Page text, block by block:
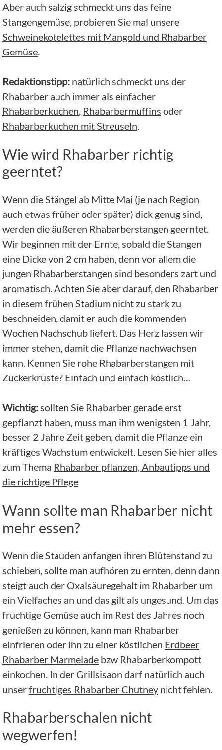
Aber auch salzig schmeckt uns das feine
Stangengemüse, probieren Sie mal unsere
Schweinekotelettes mit Mangold und Rhabarber
Gemüse
Redaktionstipp: natürlich schmeckt uns der
Rhabarber auch immer als einfacher
Rhabarberkuchen Rhabarbermuffins oder
Rhabarberkuchen mit Streuseln
Wie wird Rhabarber richtig
geerntet?
Wenn die Stängel ab Mitte Mai (je nach Region
auch etwas früher oder später) dick genug sind,
werden die äußeren Rhabarberstangen geerntet.
Wir beginnen mit der Ernte, sobald die Stangen
eine Dicke von 2 cm haben, denn vor allem die
jungen Rhabarberstangen sind besonders zart und
aromatisch. Achten Sie aber darauf, den Rhabarber
in diesem frühen Stadium nicht zu stark zu
beschneiden, damit er auch die kommenden
Wochen Nachschub liefert. Das Herz lassen wir
immer stehen, damit die Pflanze nachwachsen
kann. Kennen Sie rohe Rhabarberstangen mit
Zuckerkruste? Einfach und einfach köstlich…
Wichtig:sollten Sie Rhabarber gerade erst
gepflanzt haben, muss man ihm wenigsten 1 Jahr,
besser 2 Jahre Zeit geben, damit die Pflanze ein
kräftiges Wachstum entwickelt. Lesen Sie hier alles
zum Thema Rhabarber pflanzen, Anbautipps und
die richtige Pflege
Wann sollte man Rhabarber nicht
mehr essen?
Wenn die Stauden anfangen ihren Blütenstand zu
schieben, sollte man aufhören zu ernten, denn dann
steigt auch der Oxalsäuregehalt im Rhabarber um
ein Vielfaches an und das gilt als ungesund. Um das
fruchtige Gemüse auch im Rest des Jahres noch
genießen zu können, kann man Rhabarber
einfrieren oder ihn zu einer köstlichen Erdbeer
Rhabarber Marmelade bzw Rhabarberkompott
einkochen. In der Grillsisaon darf natürlich auch
unserfruchtiges Rhabarber Chutney nicht fehlen.
Rhabarberschalen nicht
wegwerfen!